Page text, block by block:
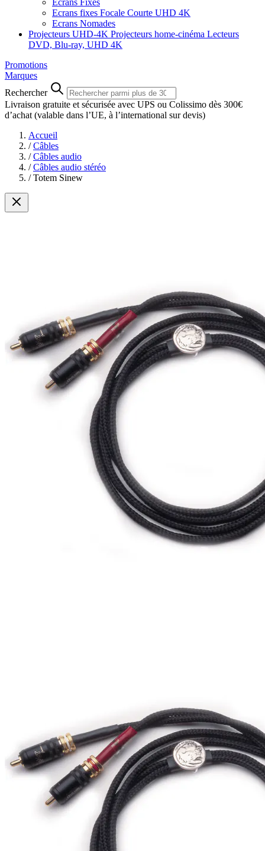
Ecrans Fixes
Ecrans fixes Focale Courte UHD 4K
Ecrans Nomades
Projecteurs UHD-4K Projecteurs home-cinéma Lecteurs
DVD, Blu-ray, UHD 4K
Promotions
Marques
Rechercher
Livraison gratuite et sécurisée avec UPS ou Colissimo dès 300€
d’achat (valable dans l’UE, à l’international sur devis)
Accueil
/ Câbles
/ Câbles audio
/ Câbles audio stéréo
/ Totem Sinew